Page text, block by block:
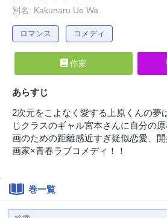
別名: Kakunaru Ue Wa
ロマンス コメディ
作家
あらすじ
2次元をこよなく愛する上原くんの夢
じクラスのギャル宮本さんに自分の
画のための距離感近すぎ疑似恋愛、
画家×青春ラブコメディ！！
巻一覧